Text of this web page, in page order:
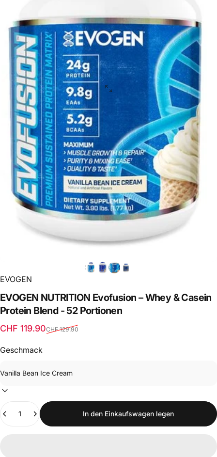
EVOGEN
EVOGEN NUTRITION Evofusion –Whey&Casein
Protein Blend - 52 Portionen
Verkaufspreis
CHF 119.90
Normaler PreisCHF 129.90
Geschmack
Anzahl
In den Einkaufswagen legen